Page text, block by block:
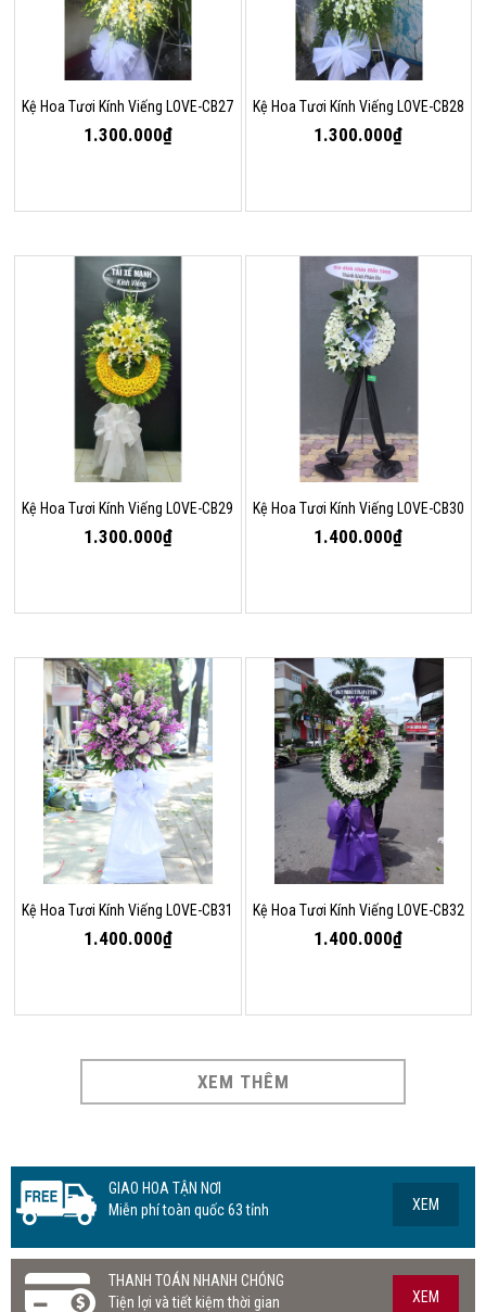
Kệ Hoa Tươi Kính Viếng LOVE-CB27
1.300.000₫
Kệ Hoa Tươi Kính Viếng LOVE-CB28
1.300.000₫
Kệ Hoa Tươi Kính Viếng LOVE-CB29
1.300.000₫
Kệ Hoa Tươi Kính Viếng LOVE-CB30
1.400.000₫
Kệ Hoa Tươi Kính Viếng LOVE-CB31
1.400.000₫
Kệ Hoa Tươi Kính Viếng LOVE-CB32
1.400.000₫
XEM THÊM
GIAO HOA TẬN NƠI
Miễn phí toàn quốc 63 tỉnh
XEM
THANH TOÁN NHANH CHÓNG
Tiện lợi và tiết kiệm thời gian
XEM